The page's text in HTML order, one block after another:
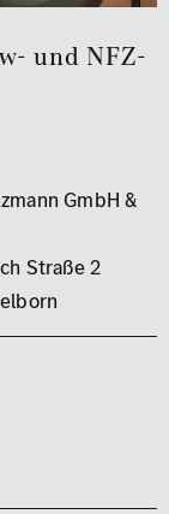
und NFZ-
GmbH &
Straße 2